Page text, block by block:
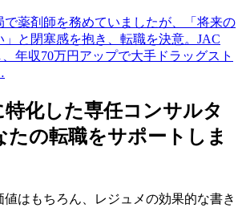
で薬剤師を務めていましたが、「将来の
と閉塞感を抱き、転職を決意。JAC
、年収70万円アップで大手ドラッグスト
化した専任コンサルタ
たの転職をサポートしま
値はもちろん、
レジュメの効果的な書き